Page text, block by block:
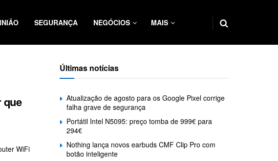
SEGURANÇA NEGÓCIOS MAIS
que
WiFi
Últimas notícias
Atualização de agosto para os Google Pixel corrige
falha grave de segurança
Portátil Intel N5095: preço tomba de 999€ para
294€
Nothing lança novos earbuds CMF Clip Pro com
botão inteligente